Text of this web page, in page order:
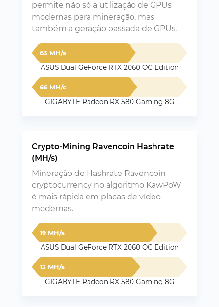
permite não só a utilização de GPUs
modernas para mineração, mas
também a geração passada de GPUs.
63 MH/s
ASUS Dual GeForce RTX 2060 OC Edition
66 MH/s
GIGABYTE Radeon RX 580 Gaming 8G
Crypto-Mining Ravencoin Hashrate
(MH/s)
Mineração de Hashrate Ravencoin
cryptocurrency no algoritmo KawPoW
é mais rápida em placas de vídeo
modernas.
19 MH/s
ASUS Dual GeForce RTX 2060 OC Edition
13 MH/s
GIGABYTE Radeon RX 580 Gaming 8G